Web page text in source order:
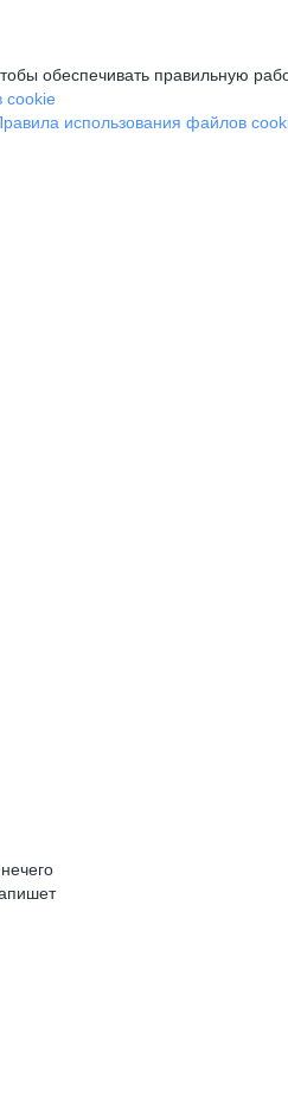
обеспечивать правильную
cookie
использования файлов